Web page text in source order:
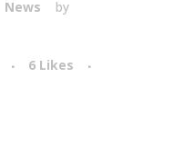
News by
6 Likes